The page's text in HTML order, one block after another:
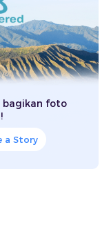
bagikan foto
a Story